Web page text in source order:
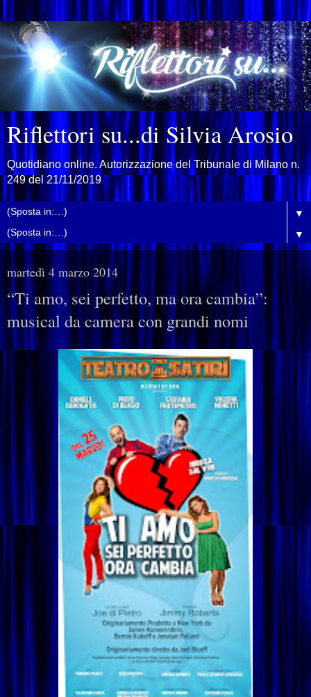
Riflettori su...di Silvia Arosio
Quotidiano online. Autorizzazione del Tribunale di Milano n.
249 del 21/11/2019
▼
▼
martedì 4 marzo 2014
“Ti amo, sei perfetto, ma ora cambia”:
musical da camera con grandi nomi